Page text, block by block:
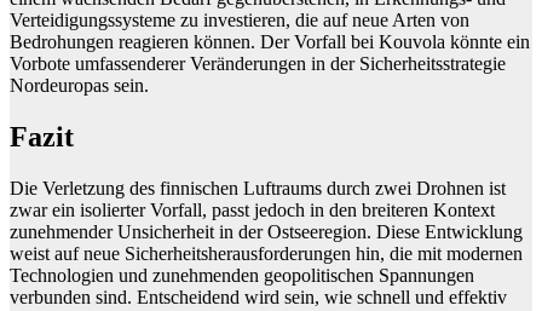
Verteidigungssysteme zu investieren, die auf neue Arten von
Bedrohungen reagieren können. Der Vorfall bei Kouvola könnte ein
Vorbote umfassenderer Veränderungen in der Sicherheitsstrategie
Nordeuropas sein.
Fazit
Die Verletzung des finnischen Luftraums durch zwei Drohnen ist
zwar ein isolierter Vorfall, passt jedoch in den breiteren Kontext
zunehmender Unsicherheit in der Ostseeregion. Diese Entwicklung
weist auf neue Sicherheitsherausforderungen hin, die mit modernen
Technologien und zunehmenden geopolitischen Spannungen
verbunden sind. Entscheidend wird sein, wie schnell und effektiv